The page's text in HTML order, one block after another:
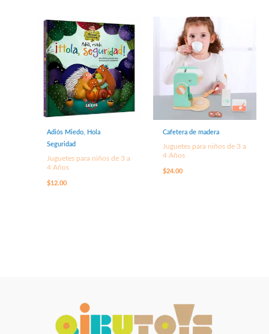
Adiós Miedo, Hola
Seguridad
Juguetes para niños de 3 a
4 Años
$12.00
Cafetera de madera
Juguetes para niños de 3 a
4 Años
$24.00